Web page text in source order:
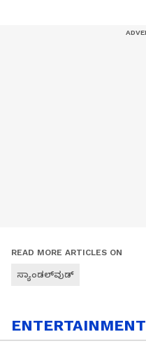
READ MORE ARTICLES ON
ಸ್ಯಾಂಡಲ್‌ವುಡ್
ENTERTAINMENT